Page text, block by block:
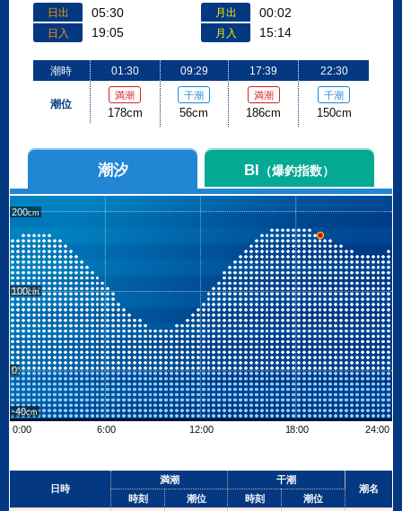
日出 05:30
日入 19:05
月出 00:02
月入 15:14
潮時
潮位
01:30
満潮
178cm
09:29
干潮
56cm
17:39
満潮
186cm
22:30
干潮
150cm
潮汐 BI （爆釣指数）
200
100
0
-40
0:00
6:00 12:00 18:00 24:00
+
日時
満潮
干潮
潮名
時刻
潮位 時刻 潮位